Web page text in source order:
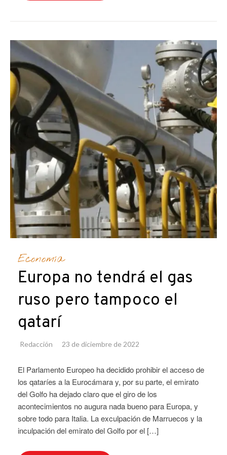
Economía
Europa no tendrá el gas
ruso pero tampoco el
qatarí
Redacción 23 de diciembre de 2022
El Parlamento Europeo ha decidido prohibir el acceso de
los qataríes a la Eurocámara y, por su parte, el emirato
del Golfo ha dejado claro que el giro de los
acontecimientos no augura nada bueno para Europa, y
sobre todo para Italia. La exculpación de Marruecos y la
inculpación del emirato del Golfo por el […]